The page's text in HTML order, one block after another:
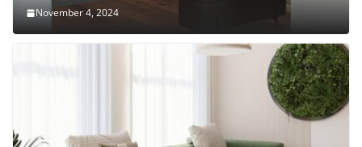
November 4, 2024